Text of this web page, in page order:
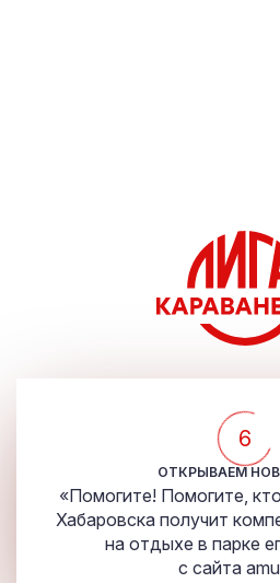
5
ОТКРЫВАЕМ
«Помогите! Помогите,
Хабаровска получит
на отдыхе в парке
с сайта